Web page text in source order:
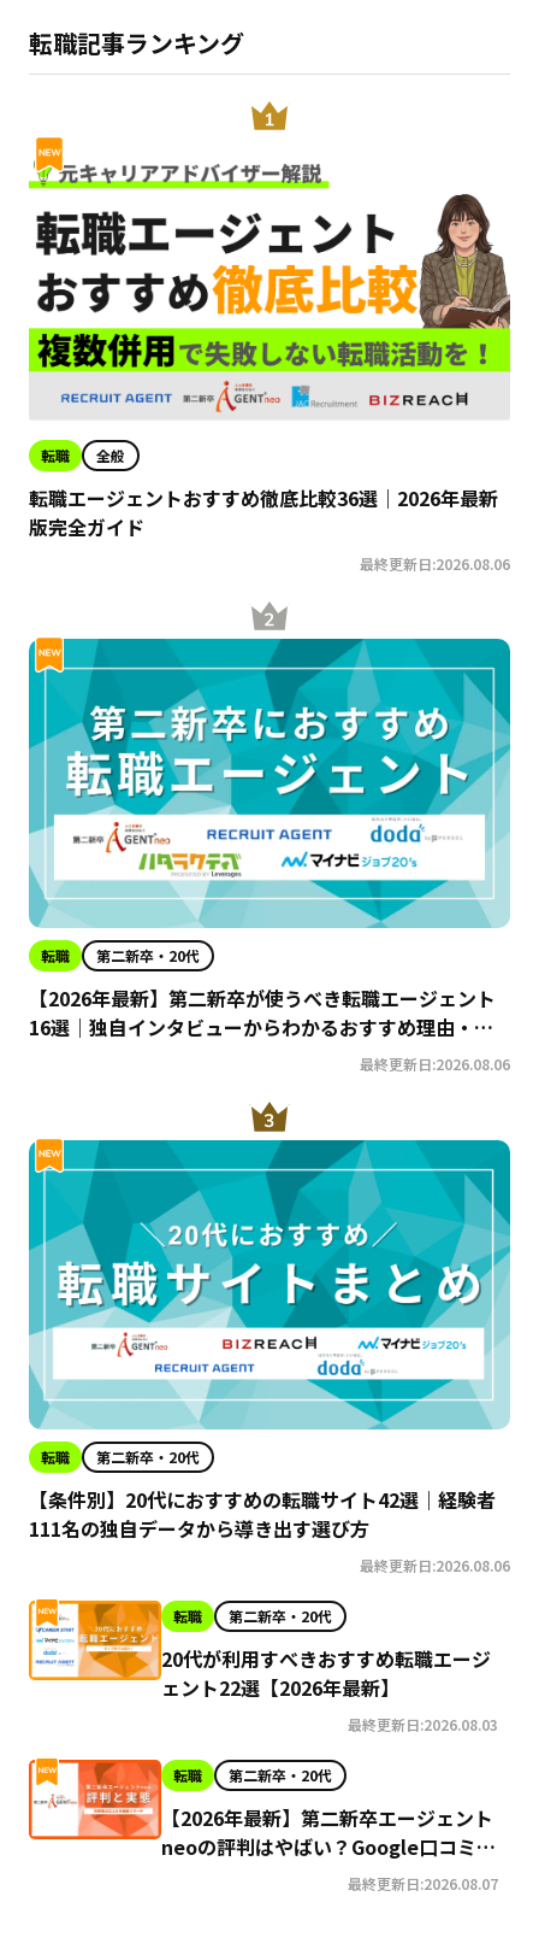
転職記事ランキング
転職 全般
転職エージェントおすすめ徹底比較36選｜2026年最新
版完全ガイド
最終更新日:2026.08.06
転職 第二新卒・20代
【2026年最新】第二新卒が使うべき転職エージェント
16選｜独自インタビューからわかるおすすめ理由・サ
最終更新日:2026.08.06
転職 第二新卒・20代
【条件別】20代におすすめの転職サイト42選｜経験者
111名の独自データから導き出す選び方
最終更新日:2026.08.06
転職 第二新卒・20代
20代が利用すべきおすすめ転職エージ
ェント22選【2026年最新】
最終更新日:2026.08.03
転職 第二新卒・20代
【2026年最新】第二新卒エージェント
neoの評判はやばい？Google口コミ高
評価の真実と利用の注意点を徹底解説
最終更新日:2026.08.07